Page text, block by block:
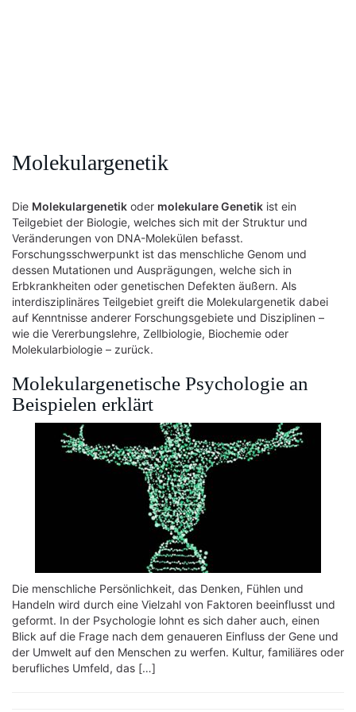
Molekulargenetik
Die Molekulargenetik oder molekulare Genetik ist ein
Teilgebiet der Biologie, welches sich mit der Struktur und
Veränderungen von DNA-Molekülen befasst.
Forschungsschwerpunkt ist das menschliche Genom und
dessen Mutationen und Ausprägungen, welche sich in
Erbkrankheiten oder genetischen Defekten äußern. Als
interdisziplinäres Teilgebiet greift die Molekulargenetik dabei
auf Kenntnisse anderer Forschungsgebiete und Disziplinen –
wie die Vererbungslehre, Zellbiologie, Biochemie oder
Molekularbiologie – zurück.
Molekulargenetische Psychologie an
Beispielen erklärt
Die menschliche Persönlichkeit, das Denken, Fühlen und
Handeln wird durch eine Vielzahl von Faktoren beeinflusst und
geformt. In der Psychologie lohnt es sich daher auch, einen
Blick auf die Frage nach dem genaueren Einfluss der Gene und
der Umwelt auf den Menschen zu werfen. Kultur, familiäres oder
berufliches Umfeld, das […]